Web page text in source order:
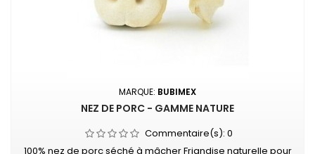
MARQUE: BUBIMEX
NEZ DE PORC - GAMME NATURE
Commentaire(s): 0
100% nez de porc séché à mâcher Friandise naturelle pour